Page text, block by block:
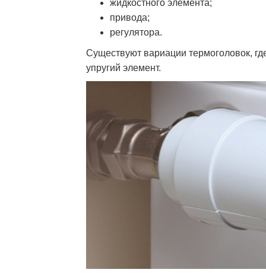
жидкостного элемента;
привода;
регулятора.
Существуют вариации термоголовок,
упругий элемент.